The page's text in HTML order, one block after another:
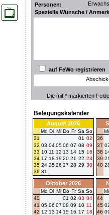
Personen:
Spezielle Wünsche /
auf FeWo registrieren
Die mit * markierten
Belegungskalender
August 2026
Mo Di Mi Do Fr Sa So
31
01 02
32 03 04 05 06 07 08 09
33 10 11 12 13 14 15 16
34 17 18 19 20 21 22 23
35 24 25 26 27 28 29 30
36 31
36
37
38
39 21
40
Oktober 2026
Mo Di Mi Do Fr Sa So
40
01 02 03 04
41 05 06 07 08 09 10 11
42 12 13 14 15 16 17 18
44
45
46